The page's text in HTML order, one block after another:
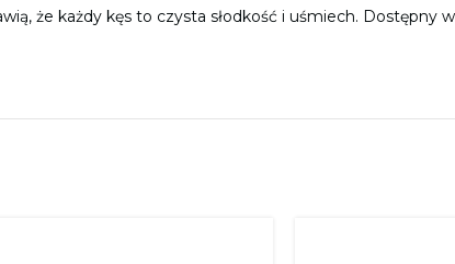
że każdy kęs to czysta słodkość i uśmiech. Dostępny